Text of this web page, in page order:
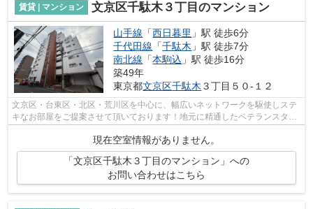
賃貸 | マンション 文京区千駄木３丁目のマンション
山手線 「西日暮里 」駅 徒歩6分
千代田線 「千駄木 」駅 徒歩7分
南北線 「本駒込 」駅 徒歩16分
築49年
東京都文京区千駄木 ３丁目５０-１２
文京区・台東区・北区・荒川区を中心に、幅広いネットワークを駆使しステ
キなお部屋をご提案させて頂いております！地元に精通したベテランスタッ
現在空室情報がありません。
「文京区千駄木３丁目のマンション」への
お問い合わせはこちら